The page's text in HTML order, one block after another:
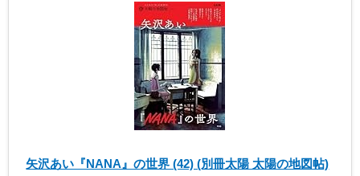
矢沢あい『NANA』の世界 (42) (別冊太陽 太陽の地図帖)